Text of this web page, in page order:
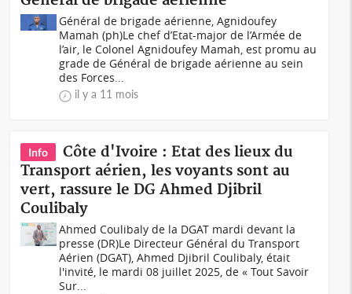
Général de brigade aérienne, Agnidoufey
Mamah (ph)Le chef d’Etat-major de l’Armée de
l’air, le Colonel Agnidoufey Mamah, est promu au
grade de Général de brigade aérienne au sein
des Forces...
il y a 11 mois
Info
Côte d'Ivoire : Etat des lieux du
Transport aérien, les voyants sont au
vert, rassure le DG Ahmed Djibril
Coulibaly
Ahmed Coulibaly de la DGAT mardi devant la
presse (DR)Le Directeur Général du Transport
Aérien (DGAT), Ahmed Djibril Coulibaly, était
l'invité, le mardi 08 juillet 2025, de « Tout Savoir
Sur...